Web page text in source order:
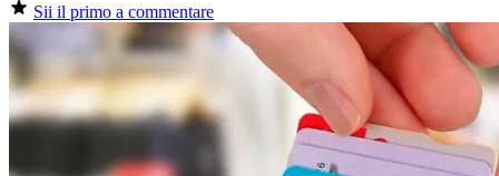
Sii il primo a commentare